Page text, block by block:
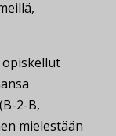
opiskellut
2-B,
mielestään